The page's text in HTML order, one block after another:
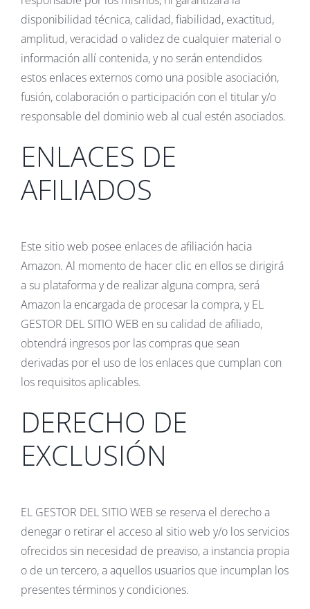
disponibilidad técnica, calidad, fiabilidad, exactitud,
amplitud, veracidad o validez de cualquier material o
información allí contenida, y no serán entendidos
estos enlaces externos como una posible asociación,
fusión, colaboración o participación con el titular y/o
responsable del dominio web al cual estén asociados.
ENLACES DE
AFILIADOS
Este sitio web posee enlaces de afiliación hacia
Amazon. Al momento de hacer clic en ellos se dirigirá
a su plataforma y de realizar alguna compra, será
Amazon la encargada de procesar la compra, y EL
GESTOR DEL SITIO WEB en su calidad de afiliado,
obtendrá ingresos por las compras que sean
derivadas por el uso de los enlaces que cumplan con
los requisitos aplicables.
DERECHO DE
EXCLUSIÓN
EL GESTOR DEL SITIO WEB se reserva el derecho a
denegar o retirar el acceso al sitio web y/o los servicios
ofrecidos sin necesidad de preaviso, a instancia propia
o de un tercero, a aquellos usuarios que incumplan los
presentes términos y condiciones.